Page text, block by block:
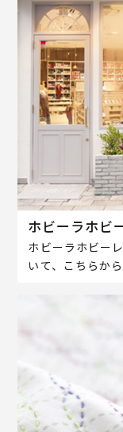
ホビーラホビ
ホビーラホビー
いて、こちらか